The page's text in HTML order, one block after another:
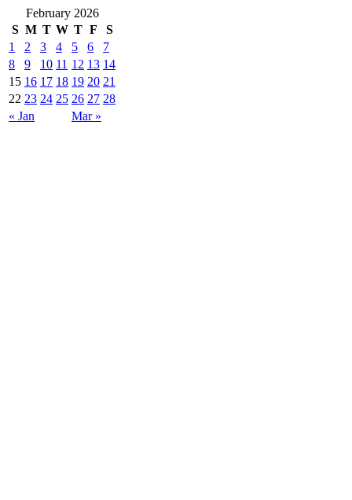
February 2026
S M T W T F S
« Jan Mar »
1 2 3 4 5 6
7
8
9 10 11 12 13 14
15 16 17 18 19 20 21
22 23 24 25 26 27 28